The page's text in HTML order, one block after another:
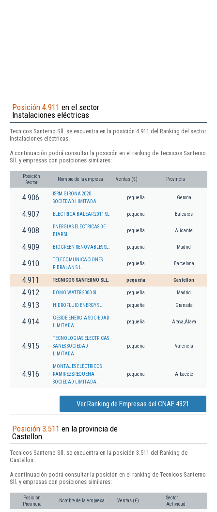
Posición 4.911 en el sector
Instalaciones eléctricas
Tecnicos Santerno Sll. se encuentra en la posición 4.911 del Ranking del sector
Instalaciones eléctricas.
A continuación podrá consultar la posición en el ranking de Tecnicos Santerno
Sll. y empresas con posiciones similares:
Posición
Sector
Nombre de la empresa Ventas (€) Provincia
4.906
ISRM GIRONA 2020
SOCIEDAD LIMITADA.
pequeña Gerona
4.907 ELECTRICA BALEAR 2011 SL pequeña Baleares
4.908
ENERGIAS ELECTRICAS DE
BIAR SL
pequeña Alicante
4.909 BIOGREEN RENOVABLES SL. pequeña Madrid
4.910
TELECOMUNICACIONES
FIBRALAN S.L.
pequeña Barcelona
4.911 TECNICOS SANTERNO SLL. pequeña Castellon
4.912 DOMO WATER 2000 SL. pequeña Madrid
4.913 HIDROFLUID ENERGY SL pequeña Granada
4.914
GESIDE ENERGIA SOCIEDAD
LIMITADA
pequeña Arava,Álava
4.915
TECNOLOGIAS ELECTRICAS
SANES SOCIEDAD
LIMITADA.
pequeña Valencia
4.916
MONTAJES ELECTRICOS
RAMIREZ&REQUENA
SOCIEDAD LIMITADA.
pequeña Albacete
Ver Ranking de Empresas del CNAE 4321
Posición 3.511 en la provincia de
Castellon
Tecnicos Santerno Sll. se encuentra en la posición 3.511 del Ranking de
Castellon.
A continuación podrá consultar la posición en el ranking de Tecnicos Santerno
Sll. y empresas con posiciones similares:
Posición
Provincia
Nombre de la empresa Ventas (€)
Sector
Actividad